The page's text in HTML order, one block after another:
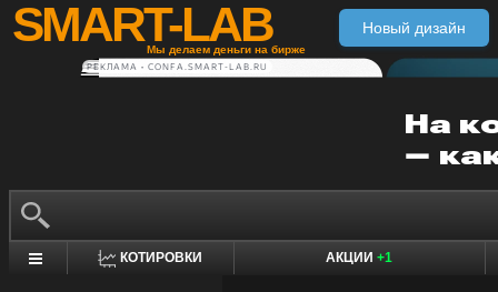
SMART-LAB
Мы делаем деньги на бирже
Новый дизайн
РЕКЛАМА • CONFA.SMART-LAB.RU
КОТИРОВКИ АКЦИИ +1